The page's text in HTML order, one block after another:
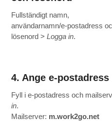
Fullständigt namn,
användarnamn/e-postadress
lösenord > Logga in.
4. Ange e-
Fyll i e-postadress och
in.
Mailserver: m.work2go.net